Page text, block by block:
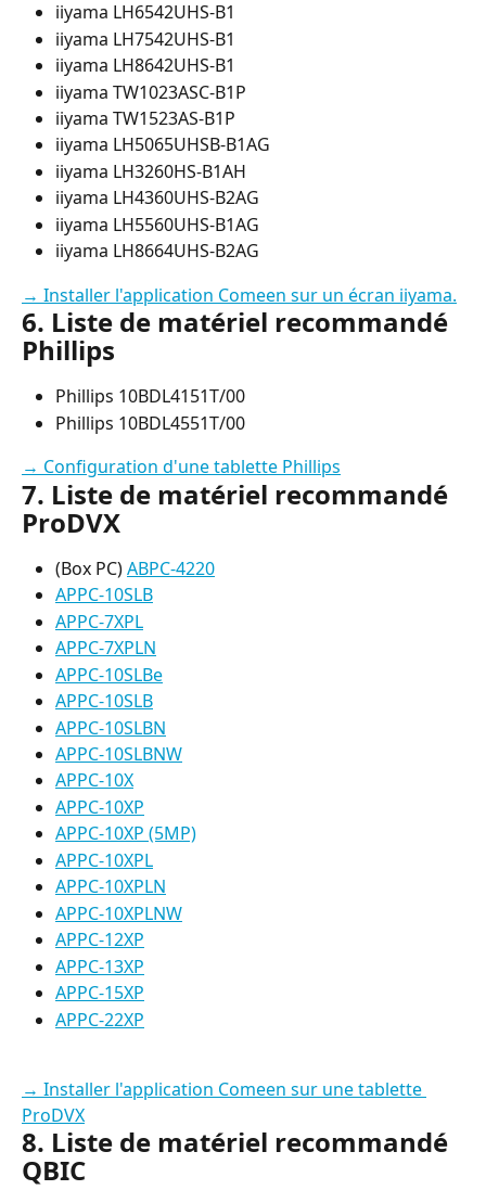
iiyama LH6542UHS-B1
iiyama LH7542UHS-B1
iiyama LH8642UHS-B1
iiyama TW1023ASC-B1P
iiyama TW1523AS-B1P
iiyama LH5065UHSB-B1AG
iiyama LH3260HS-B1AH
iiyama LH4360UHS-B2AG
iiyama LH5560UHS-B1AG
iiyama LH8664UHS-B2AG
→ Installer l'application Comeen sur un écran iiyama.
6. Liste de matériel recommandé
Phillips
Phillips 10BDL4151T/00
Phillips 10BDL4551T/00
→ Configuration d'une tablette Phillips
7. Liste de matériel recommandé
ProDVX
(Box PC) ABPC-4220
APPC-10SLB
APPC-7XPL
APPC-7XPLN
APPC-10SLBe
APPC-10SLB
APPC-10SLBN
APPC-10SLBNW
APPC-10X
APPC-10XP
APPC-10XP (5MP)
APPC-10XPL
APPC-10XPLN
APPC-10XPLNW
APPC-12XP
APPC-13XP
APPC-15XP
APPC-22XP
→ Installer l'application Comeen sur une tablette
ProDVX
8. Liste de matériel recommandé
QBIC